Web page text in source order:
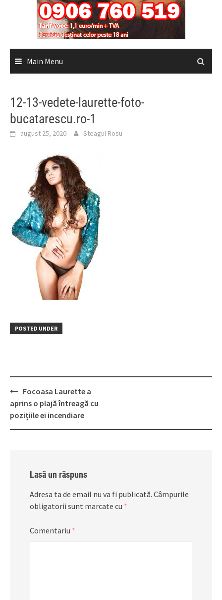
Main Menu
12-13-vedete-laurette-foto-
bucatarescu.ro-1
august 25, 2020 Steagul Rosu
POSTED UNDER
Post
navigation
Focoasa Laurette a
aprins o plajă întreagă cu
pozițiile ei incendiare
Lasă un răspuns
Adresa ta de email nu va fi publicată. Câmpurile
obligatorii sunt marcate cu *
Comentariu *